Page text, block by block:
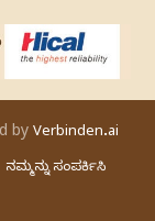
by Verbinden.ai
ನಮ್ಮನ್ನು ಸಂಪರ್ಕಿಸಿ